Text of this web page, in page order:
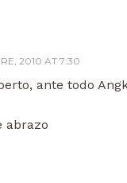
2010 AT 7:30
ante todo
abrazo